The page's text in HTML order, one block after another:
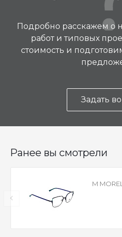
Подробно расскажем о
работ и типовых
стоимость и
Задать
Ранее вы смотрели
M